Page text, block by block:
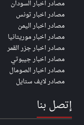
مصادر اخبار السودان
مصادر اخبار تونس
مصادر اخبار اليمن
مصادر اخبار موريتانيا
مصادر اخبار جزر القمر
مصادر اخبار جيبوتي
مصادر اخبار الصومال
مصادر لايف ستايل
إتصل بنا